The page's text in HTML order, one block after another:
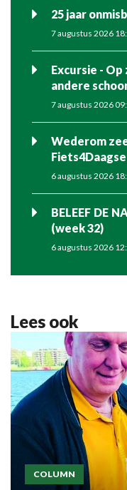
25 jaar
7 augustus 2026
Excursie - Op
andere
7 augustus 2026
Wederom zeer
Fiets4Daagse
6 augustus 2026
BELEEF DE
(week 32)
6 augustus 2026
Lees ook
COLUMN